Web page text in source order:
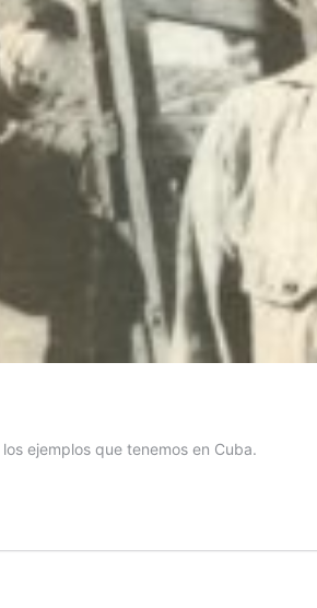
ejemplos que tenemos en Cuba.